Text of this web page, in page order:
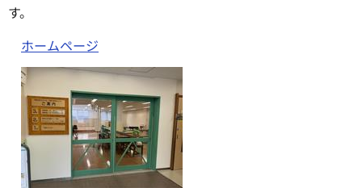
す。
ホームページ